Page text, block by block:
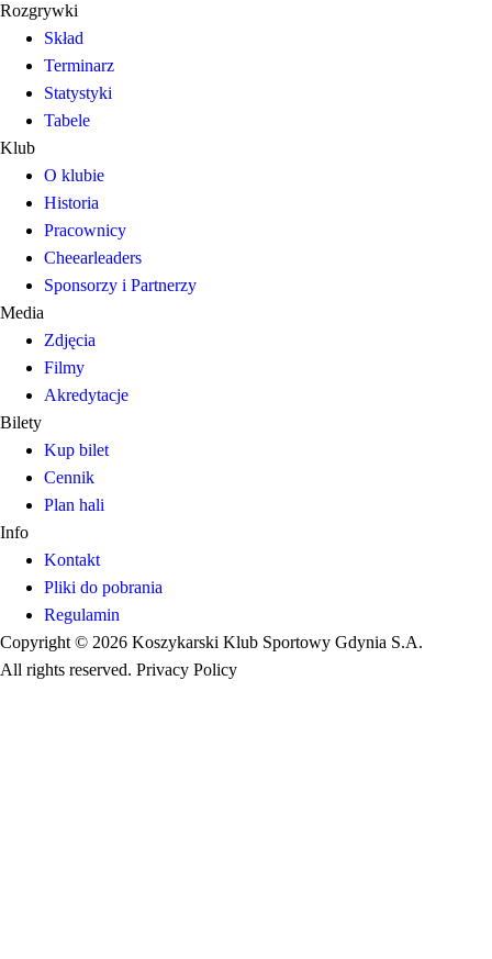
Rozgrywki
Skład
Terminarz
Statystyki
Tabele
Klub
O klubie
Historia
Pracownicy
Cheearleaders
Sponsorzy i Partnerzy
Media
Zdjęcia
Filmy
Akredytacje
Bilety
Kup bilet
Cennik
Plan hali
Info
Kontakt
Pliki do pobrania
Regulamin
Copyright © 2026 Koszykarski Klub Sportowy Gdynia S.A.
All rights reserved. Privacy Policy